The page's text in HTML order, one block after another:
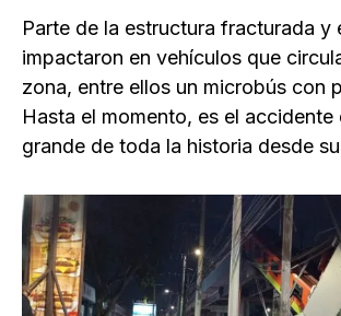
Parte de la estructura fracturada y
impactaron en vehículos que
zona, entre ellos un microbús con
Hasta el momento, es el accidente
grande de toda la historia desde